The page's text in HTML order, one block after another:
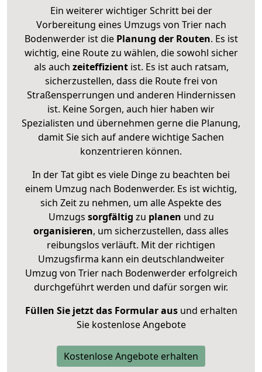
Ein weiterer wichtiger Schritt bei der
Vorbereitung eines Umzugs von Trier nach
Bodenwerder ist diePlanung der Routen. Es ist
wichtig, eine Route zu wählen, die sowohl sicher
als auch zeiteffizientist. Es ist auch ratsam,
sicherzustellen, dass die Route frei von
Straßensperrungen und anderen Hindernissen
ist. Keine Sorgen, auch hier haben wir
Spezialisten und übernehmen gerne die Planung,
damit Sie sich auf andere wichtige Sachen
konzentrieren können.
In der Tat gibt es viele Dinge zu beachten bei
einem Umzug nach Bodenwerder. Es ist wichtig,
sich Zeit zu nehmen, um alle Aspekte des
Umzugs sorgfältig zu planen und zu
organisieren, um sicherzustellen, dass alles
reibungslos verläuft. Mit der richtigen
Umzugsfirma kann ein deutschlandweiter
Umzug von Trier nach Bodenwerder erfolgreich
durchgeführt werden und dafür sorgen wir.
Füllen Sie jetzt das Formular ausund erhalten
Sie kostenlose Angebote
Kostenlose Angebote erhalten